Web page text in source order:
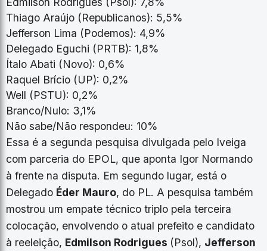
Thiago Araújo (Republicanos): 5,5%
Jefferson Lima (Podemos): 4,9%
Delegado Eguchi (PRTB): 1,8%
Ítalo Abati (Novo): 0,6%
Raquel Brício (UP): 0,2%
Well (PSTU): 0,2%
Branco/Nulo: 3,1%
Não sabe/Não respondeu: 10%
Essa é a segunda pesquisa divulgada pelo Iveiga
com parceria do EPOL, que aponta Igor Normando
à frente na disputa. Em segundo lugar, está o
Delegado Éder Mauro, do PL. A pesquisa também
mostrou um empate técnico triplo pela terceira
colocação, envolvendo o atual prefeito e candidato
à reeleição, Edmilson Rodrigues (Psol), Jefferson